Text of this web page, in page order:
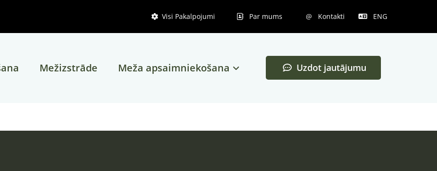
Visi Pakalpojumi Par mums @ Kontakti  ENG
Mežizstrāde Meža apsaimniekošana Uzdot jautājumu